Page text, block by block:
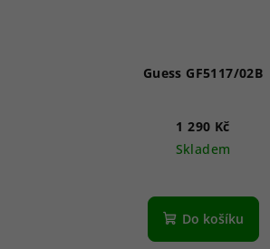
Guess GF5117/02B
1 290 Kč
Skladem
Do košíku